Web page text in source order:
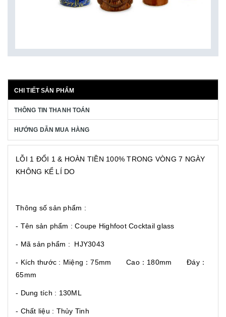
CHI TIẾT SẢN PHẨM
THÔNG TIN THANH TOÁN
HƯỚNG DẪN MUA HÀNG
LỖI 1 ĐỔI 1 & HOÀN TIỀN 100% TRONG VÒNG 7 NGÀY
KHÔNG KỂ LÍ DO
Thông số sản phẩm :
- Tên sản phẩm : Coupe Highfoot Cocktail glass
- Mã sản phẩm : HJY3043
- Kích thước : Miệng：75mm Cao：180mm Đáy：
65mm
- Dung tích : 130ML
- Chất liệu : Thủy Tinh